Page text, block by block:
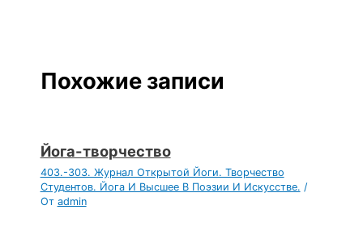
Похожие записи
Йога-творчество
403.-303. Журнал Открытой Йоги. Творчество
Студентов. Йога И Высшее В Поэзии И Искусстве. /
От admin